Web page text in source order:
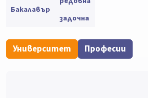
Бакалавър
задочна
Университет Професии